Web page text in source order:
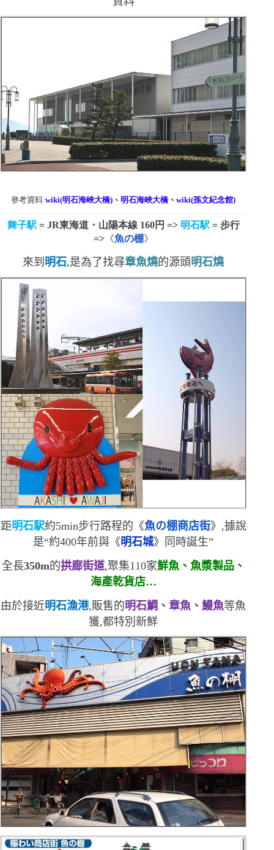
參考資料:wiki(明石海峽大橋) 、 明石海峽大橋 、wiki(孫文紀念館)
舞子駅 = JR東海道・山陽本線160円 => 明石駅 = 步行
=>《魚の棚》
來到 明石,是為了找尋章魚燒的源頭明石燒
距明石駅約5min步行路程的 《魚の棚商店街》,據說
是“約400年前與《明石城》同時誕生”
全長350m的拱廊街道,聚集110家鮮魚、魚漿製品、
海產乾貨店…
由於接近明石漁港,販售的明石鯛、章魚、鰻魚等魚
獲,都特別新鮮